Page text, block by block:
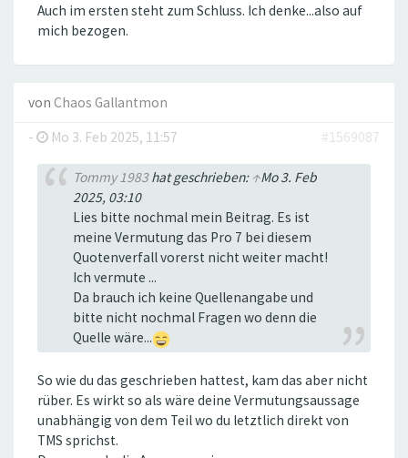
Auch im ersten steht zum Schluss. Ich denke...also auf
mich bezogen.
von Chaos Gallantmon
-
Mo 3. Feb 2025, 11:57 #1569087
Tommy 1983hat geschrieben: ↑Mo 3. Feb
2025, 03:10
Lies bitte nochmal mein Beitrag. Es ist
meine Vermutung das Pro 7 bei diesem
Quotenverfall vorerst nicht weiter macht!
Ich vermute ...
Da brauch ich keine Quellenangabe und
bitte nicht nochmal Fragen wo denn die
Quelle wäre...
So wie du das geschrieben hattest, kam das aber nicht
rüber. Es wirkt so als wäre deine Vermutungsaussage
unabhängig von dem Teil wo du letztlich direkt von
TMS sprichst.